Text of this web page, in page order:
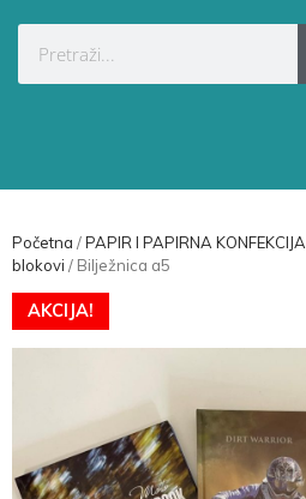
Početna /PAPIR I PAPIRNA KONFEKCIJA
blokovi / Bilježnica a5
AKCIJA!